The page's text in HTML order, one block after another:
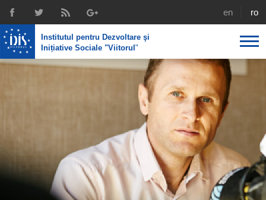
english
Institutul pentru Dezvoltare şi
Inițiative Sociale "Viitorul "
Chairman's legacy
Signed agreements
Economic policies
Public procurement course support
Broadcast